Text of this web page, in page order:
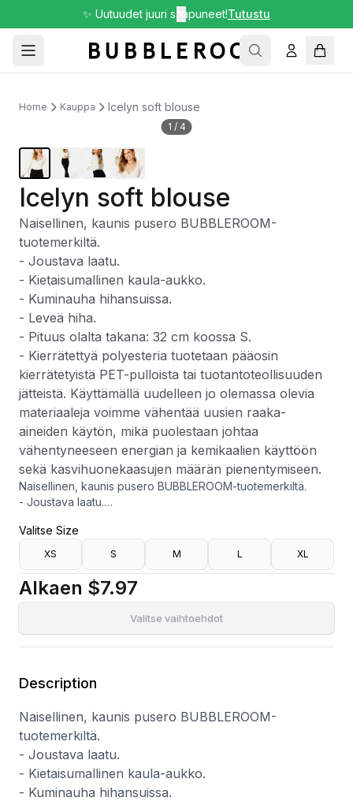
✨ Uutuudet juuri saapuneet!Tutustu
Home Kauppa Icelyn soft blouse
1 / 4
Icelyn soft blouse
Naisellinen, kaunis pusero BUBBLEROOM-
tuotemerkiltä.
- Joustava laatu.
- Kietaisumallinen kaula-aukko.
- Kuminauha hihansuissa.
- Leveä hiha.
- Pituus olalta takana: 32 cm koossa S.
- Kierrätettyä polyesteria tuotetaan pääosin
kierrätetyistä PET-pulloista tai tuotantoteollisuuden
jätteistä. Käyttämällä uudelleen jo olemassa olevia
materiaaleja voimme vähentää uusien raaka-
aineiden käytön, mikä puolestaan johtaa
vähentyneeseen energian ja kemikaalien käyttöön
sekä kasvihuonekaasujen määrän pienentymiseen.
Naisellinen, kaunis pusero BUBBLEROOM-tuotemerkiltä.
- Joustava laatu.
- Kuminauha hihansuissa.
- Leveä hiha.
- Pituus olalta takana: 32 cm koossa S.
- Kierrätettyä polyesteria tuotetaan pääosin kierrätetyistä
PET-pulloista tai tuotantoteollisuuden jätteistä. Käyttämällä
uudelleen jo olemassa olevia materiaaleja voimme vähentää
vähentyneeseen energian ja kemikaalien käyttöön sekä
Valitse Size
XS S M L XL
Alkaen $7.97
Valitse vaihtoehdot
Description
Naisellinen, kaunis pusero BUBBLEROOM-
tuotemerkiltä.
- Joustava laatu.
- Kietaisumallinen kaula-aukko.
- Kuminauha hihansuissa.